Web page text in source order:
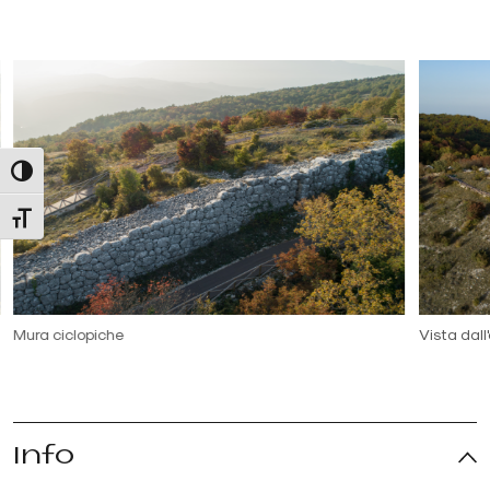
Attiva/disattiva alto contrasto
Attiva/disattiva dimensione testo
Mura ciclopiche Vista
Info